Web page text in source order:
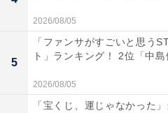
A post shared by 公式『合理
2026/08/05
5
「ファンサがすごいと思う
ト」ランキング！ 2位「中島
2026/08/05
「宝くじ、運じゃなかった